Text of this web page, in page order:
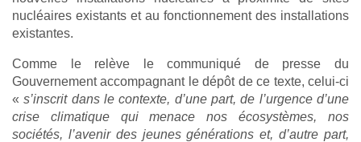
nucléaires existants et au fonctionnement des installations
existantes.
Comme le relève le communiqué de presse du
Gouvernement accompagnant le dépôt de ce texte, celui-ci
«s’inscrit dans le contexte, d’une part, de l’urgence d’une
crise climatique qui menace nos écosystèmes, nos
sociétés, l’avenir des jeunes générations et, d’autre part,